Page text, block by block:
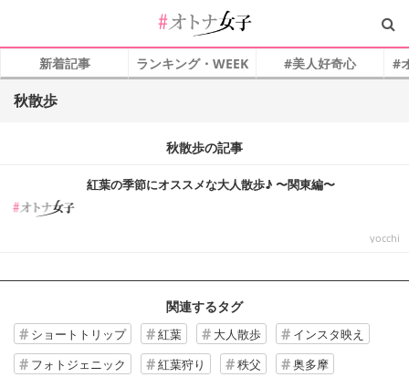
新着記事 ランキング・WEEK #美人好奇心 #
秋散歩
秋散歩の記事
紅葉の季節にオススメな大人散歩♪ 〜関東編〜
yocchi
関連するタグ
ショートトリップ 紅葉 大人散歩
インスタ映え
フォトジェニック
紅葉狩り 秩父 奥多摩